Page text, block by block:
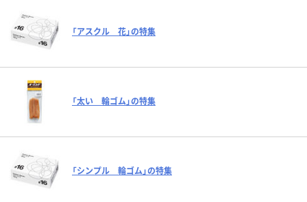
「アスクル 花」の特集
「太い 輪ゴム」の特集
「シンプル 輪ゴム」の特集